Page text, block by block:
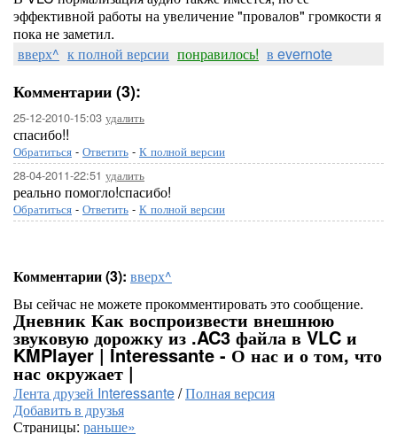
эффективной работы на увеличение "провалов" громкости я
пока не заметил.
вверх^ к полной версии понравилось! в evernote
Комментарии (3):
25-12-2010-15:03 удалить
спасибо!!
Обратиться - Ответить - К полной версии
28-04-2011-22:51 удалить
реально помогло!спасибо!
Обратиться - Ответить - К полной версии
Комментарии (3): вверх^
Вы сейчас не можете прокомментировать это сообщение.
Дневник Как воспроизвести внешнюю
звуковую дорожку из .AC3 файла в VLC и
KMPlayer | Interessante - О нас и о том, что
нас окружает |
Лента друзей Interessante/Полная версия
Добавить в друзья
Страницы: раньше»